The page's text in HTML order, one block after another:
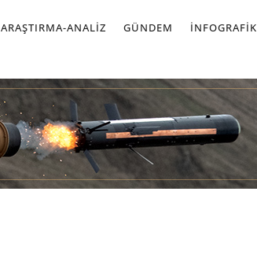
ARAŞTIRMA-ANALIZ GÜNDEM İNFOGRAFIK